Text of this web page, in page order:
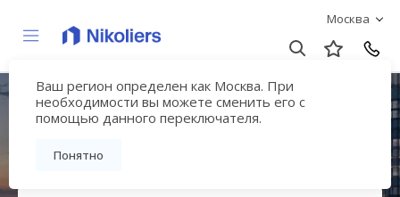
Москва
Ваш регион определен как Москва. При
необходимости вы можете сменить его с
помощью данного переключателя.
Понятно
ЖК «Симфония 34»
Вернуться на страницу жилого комплекса